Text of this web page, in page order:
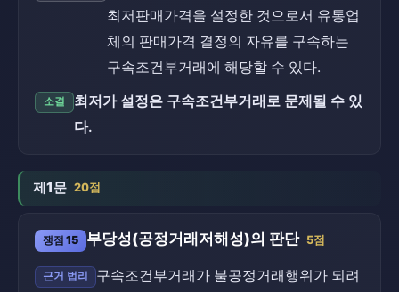
최저판매가격을 설정한 것으로서 유통업
체의 판매가격 결정의 자유를 구속하는
구속조건부거래에 해당할 수 있다.
소결
최저가 설정은 구속조건부거래로 문제될 수 있
다.
제1문 20점
쟁점 15 부당성(공정거래저해성)의 판단 5점
근거 법리
구속조건부거래가 불공정거래행위가 되려